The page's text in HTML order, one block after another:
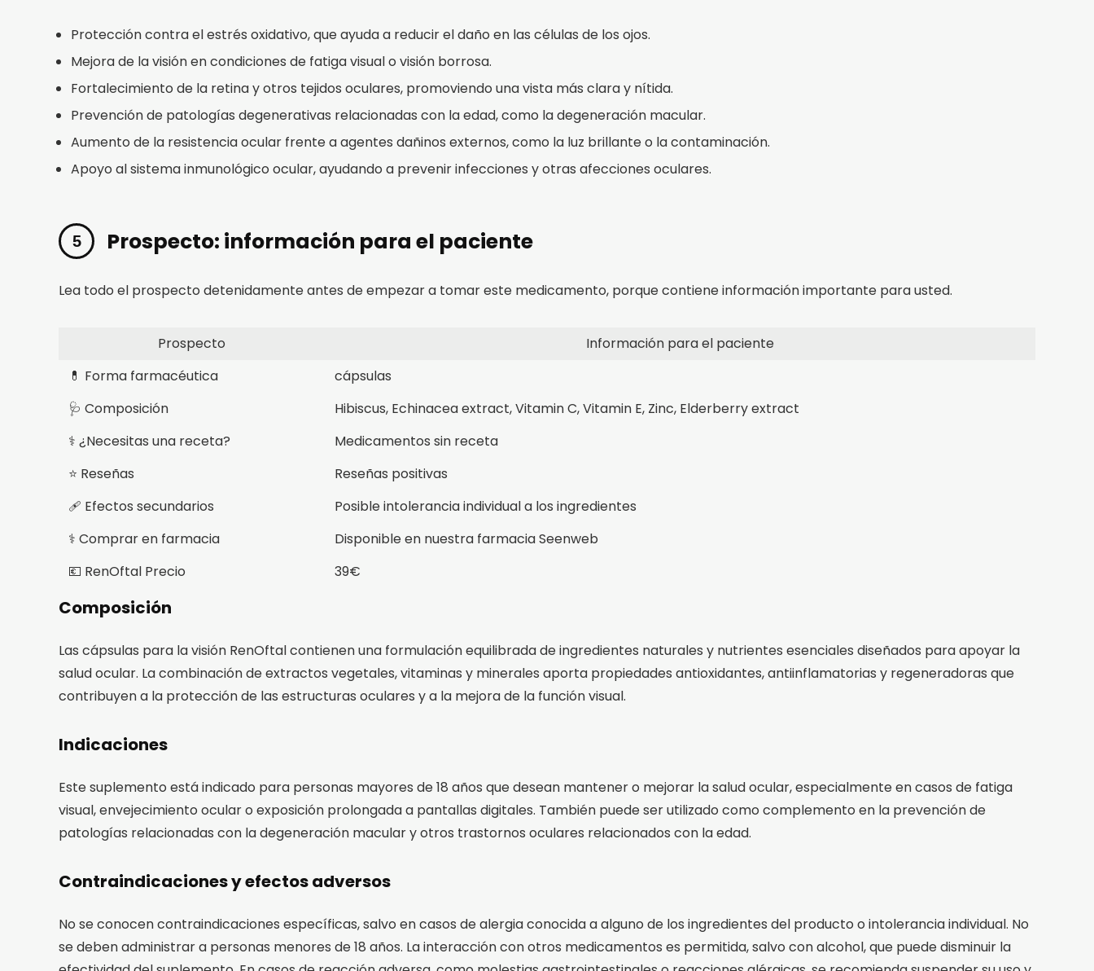
Protección contra el estrés oxidativo, que ayuda a reducir el daño en las células de los ojos.
Mejora de la visión en condiciones de fatiga visual o visión borrosa.
Fortalecimiento de la retina y otros tejidos oculares, promoviendo una vista más clara y nítida.
Prevención de patologías degenerativas relacionadas con la edad, como la degeneración macular.
Aumento de la resistencia ocular frente a agentes dañinos externos, como la luz brillante o la contaminación.
Apoyo al sistema inmunológico ocular, ayudando a prevenir infecciones y otras afecciones oculares.
Prospecto: información para el paciente
Lea todo el prospecto detenidamente antes de empezar a tomar este medicamento, porque contiene información importante para usted.
Prospecto
Información para el paciente
💊 Forma farmacéutica
cápsulas
🩺 Composición
Hibiscus, Echinacea extract, Vitamin C, Vitamin E, Zinc, Elderberry extract
⚕️ ¿Necesitas una receta?
Medicamentos sin receta
⭐ Reseñas
Reseñas positivas
🩹 Efectos secundarios
Posible intolerancia individual a los ingredientes
⚕️ Comprar en farmacia
Disponible en nuestra farmacia Seenweb
💶 RenOftal Precio
39€
Composición
Las cápsulas para la visión RenOftal contienen una formulación equilibrada de ingredientes naturales y nutrientes esenciales diseñados para apoyar la
salud ocular. La combinación de extractos vegetales, vitaminas y minerales aporta propiedades antioxidantes, antiinflamatorias y regeneradoras que
contribuyen a la protección de las estructuras oculares y a la mejora de la función visual.
Indicaciones
Este suplemento está indicado para personas mayores de 18 años que desean mantener o mejorar la salud ocular, especialmente en casos de fatiga
visual, envejecimiento ocular o exposición prolongada a pantallas digitales. También puede ser utilizado como complemento en la prevención de
patologías relacionadas con la degeneración macular y otros trastornos oculares relacionados con la edad.
Contraindicaciones y efectos adversos
No se conocen contraindicaciones específicas, salvo en casos de alergia conocida a alguno de los ingredientes del producto o intolerancia individual. No
se deben administrar a personas menores de 18 años. La interacción con otros medicamentos es permitida, salvo con alcohol, que puede disminuir la